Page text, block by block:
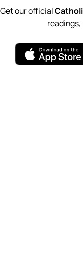
Get our official
readings,